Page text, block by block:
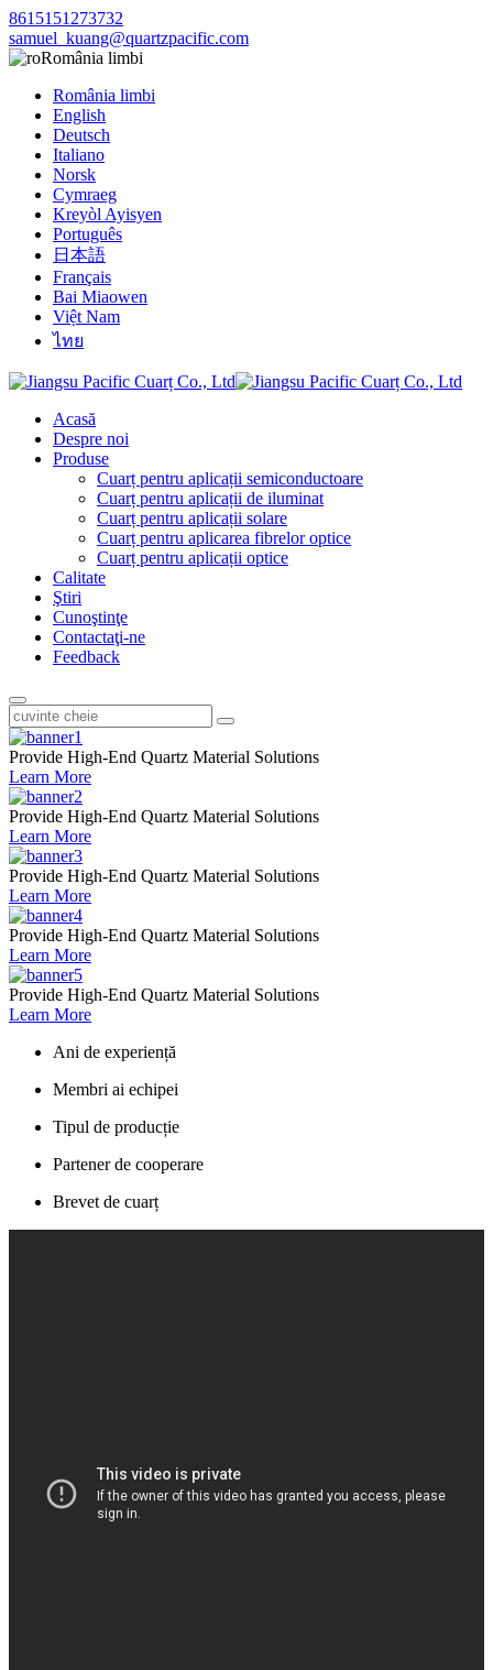
8615151273732
samuel_kuang@quartzpacific.com
România limbi
România limbi
English
Deutsch
Italiano
Norsk
Cymraeg
Kreyòl Ayisyen
Português
日本語
Français
Bai Miaowen
Việt Nam
ไทย
Acasă
Despre noi
Produse
Cuarț pentru aplicații semiconductoare
Cuarț pentru aplicații de iluminat
Cuarț pentru aplicații solare
Cuarț pentru aplicarea fibrelor optice
Cuarț pentru aplicații optice
Calitate
Ştiri
Cunoştinţe
Contactaţi-ne
Feedback
Provide High-End Quartz Material Solutions
Learn More
Provide High-End Quartz Material Solutions
Learn More
Provide High-End Quartz Material Solutions
Learn More
Provide High-End Quartz Material Solutions
Learn More
Provide High-End Quartz Material Solutions
Learn More
Ani de experiență
Membri ai echipei
Tipul de producție
Partener de cooperare
Brevet de cuarț